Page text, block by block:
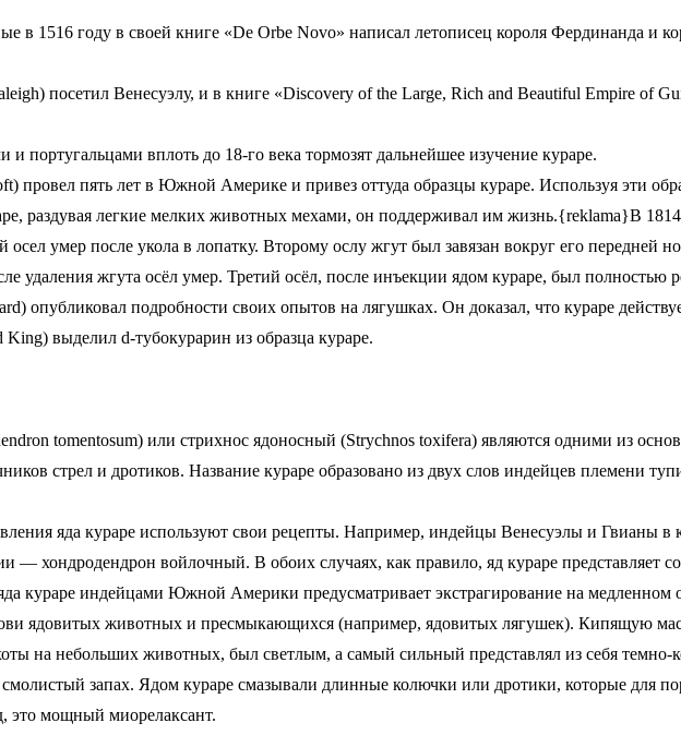
в 1516 году в своей книге «De Orbe Novo» написал летописец короля Фердинанда и
посетил Венесуэлу, и в книге «Discovery of the Large, Rich and Beautiful Empire of
португальцами вплоть до 18-го века тормозят дальнейшее изучение кураре.
провел пять лет в Южной Америке и привез оттуда образцы кураре. Используя эти
раздувая легкие мелких животных мехами, он поддерживал им жизнь.{reklama}В 1814
осел умер после укола в лопатку. Второму ослу жгут был завязан вокруг его
удаления жгута осёл умер. Третий осёл, после инъекции ядом кураре, был
опубликовал подробности своих опытов на лягушках. Он доказал, что кураре
выделил d-тубокурарин из образца кураре.
tomentosum) или стрихнос ядоносный (Strychnos toxifera) являются одними из
стрел и дротиков. Название кураре образовано из двух слов индейцев племени
яда кураре используют свои рецепты. Например, индейцы Венесуэлы и Гвианы в
— хондродендрон войлочный. В обоих случаях, как правило, яд кураре представляет
кураре индейцами Южной Америки предусматривает экстрагирование на медленном
ядовитых животных и пресмыкающихся (например, ядовитых лягушек). Кипящую
на небольших животных, был светлым, а самый сильный представлял из себя
запах. Ядом кураре смазывали длинные колючки или дротики, которые для
это мощный миорелаксант.